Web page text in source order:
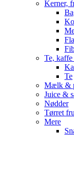
Kerner,
Te,
Te
Mælk &
Juice &
Nødder
Tørret
Mere